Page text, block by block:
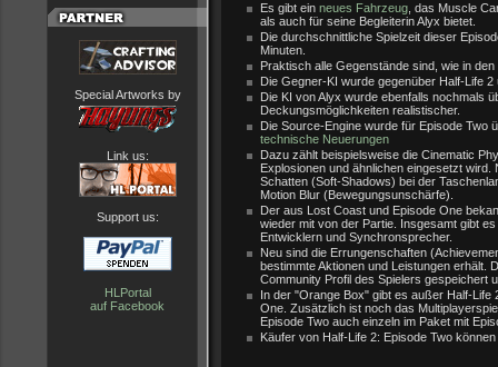
Special Artworks by
Link us:
Support us:
HLPortal
auf Facebook
Es gibt ein neues Fahrzeug , das Muscle
als auch für seine Begleiterin Alyx bietet.
Die durchschnittliche Spielzeit dieser
Minuten.
Praktisch alle Gegenstände sind, wie in
Die Gegner-KI wurde gegenüber Half-Life
Die KI von Alyx wurde ebenfalls nochmals
Deckungsmöglichkeiten realistischer.
Die Source-Engine wurde für Episode Two
technische Neuerungen
Dazu zählt beispielsweise die Cinematic
Explosionen und ähnlichen eingesetzt
Schatten (Soft-Shadows) bei der
Motion Blur (Bewegungsunschärfe).
Der aus Lost Coast und Episode One
wieder mit von der Partie. Insgesamt gibt
Entwicklern und Synchronsprecher.
Neu sind die Errungenschaften
bestimmte Aktionen und Leistungen erhält.
Community Profil des Spielers gespeichert
In der "Orange Box" gibt es außer Half-Life
One. Zusätzlich ist noch das
Episode Two auch einzeln im Paket mit
Käufer von Half-Life 2: Episode Two